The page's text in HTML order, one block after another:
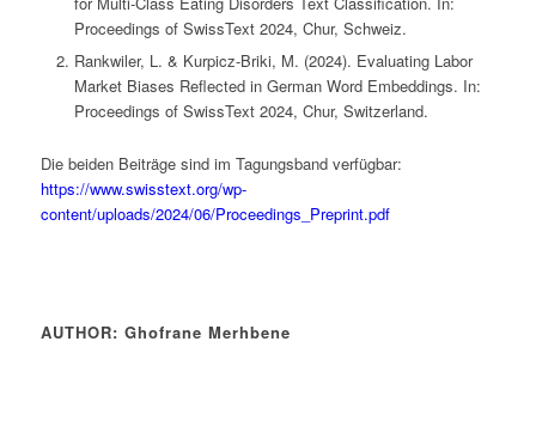
Proceedings of SwissText 2024, Chur, Schweiz.
Rankwiler, L. & Kurpicz-Briki, M. (2024). Evaluating Labor
Market Biases Reflected in German Word Embeddings. In:
Proceedings of SwissText 2024, Chur, Switzerland.
Die beiden Beiträge sind im Tagungsband verfügbar:
https://www.swisstext.org/wp-
content/uploads/2024/06/Proceedings_Preprint.pdf
AUTHOR: Ghofrane Merhbene